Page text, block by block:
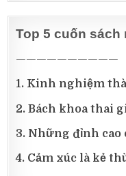
Top 5 cuốn sách
——————————
1. Kinh nghiệm
2. Bách khoa thai
3. Những đỉnh cao
4. Cảm xúc là kẻ